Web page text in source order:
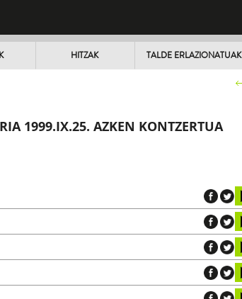
HITZAK TALDE ERLAZIONATUAK
1999.IX.25. AZKEN KONTZERTUA